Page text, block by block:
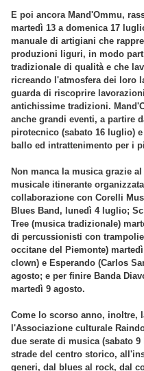
E poi ancora Mand'Ommu,
martedì 13 a domenica 17
manuale di artigiani che
produzioni liguri, in modo
tradizionale di qualità e che
ricreando l'atmosfera dei loro
guarda di riscoprire
antichissime tradizioni.
anche grandi eventi, a partire
pirotecnico (sabato 16 luglio)
ballo ed intrattenimento per i
Non manca la musica grazie
musicale itinerante
collaborazione con Corelli
Blues Band, lunedì 4 luglio;
Tree (musica tradizionale)
di percussionisti con
occitane del Piemonte)
clown) e Esperando (Carlos
agosto; e per finire Banda
martedì 9 agosto.
Come lo scorso anno, inoltre,
l'Associazione culturale
due serate di musica (sabato
strade del centro storico,
generi, dal blues al rock, dal